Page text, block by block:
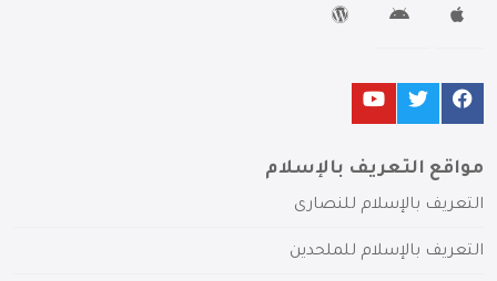
مواقع التعريف بالإسلام
التعريف بالإسلام للنصارى
التعريف بالإسلام للملحدين